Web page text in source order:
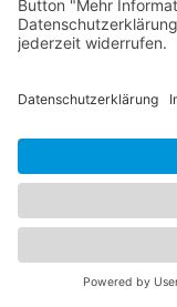
Ihre
Sie nicht nur alle
umfassende
Aufenthalt. Wir
sowohl bei
Suche nach der
informiert sind.
privat